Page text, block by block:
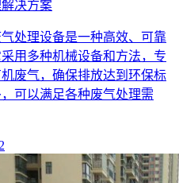
决方案
处理设备是一种高效、可靠
用多种机械设备和方法，专
废气，确保排放达到环保标
可以满足各种废气处理需